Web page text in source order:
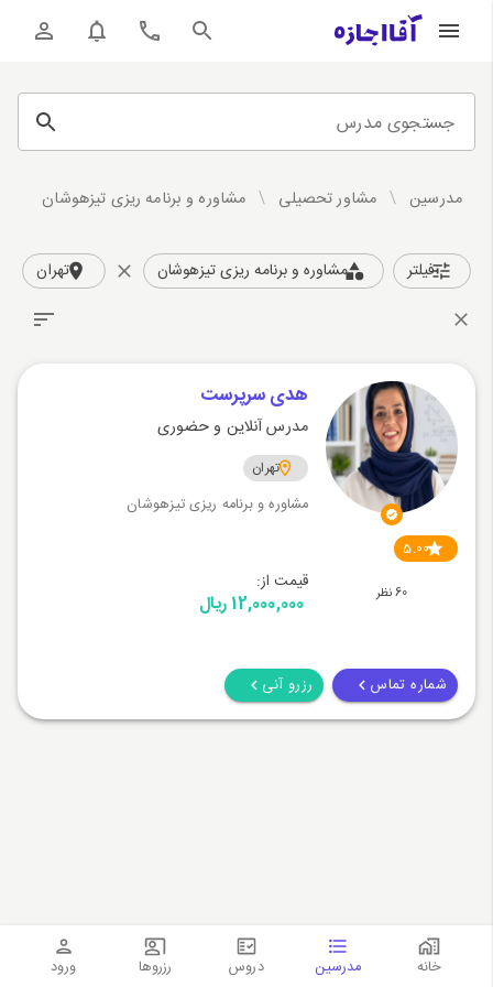
جستجوی مدرس
مدرسین / مشاور تحصیلی / مشاوره و برنامه ریزی تیزهوشان
فیلتر مشاوره و برنامه ریزی تیزهوشان تهران
5.00
60 نظر
هدی سرپرست
مدرس آنلاین و حضوری
تهران
مشاوره و برنامه ریزی تیزهوشان
قیمت از:
12,000,000 ریال
شماره تماس رزرو آنی
خانه مدرسین دروس رزروها ورود